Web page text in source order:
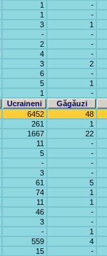
1
-
1
-
3
1
-
-
2
-
4
-
3
2
6
-
5
1
1
-
Ucraineni
Găgăuzi
6452
48
261
1
1667
22
11
-
5
-
-
-
3
-
61
5
74
1
11
1
46
-
3
-
-
1
559
4
15
-